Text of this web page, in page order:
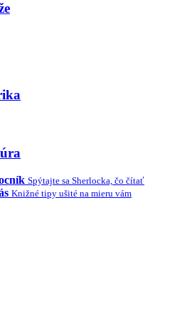
Spýtajte sa Sherlocka, čo čítať
Knižné tipy ušité na mieru vám